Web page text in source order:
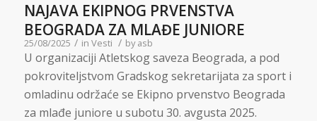
NAJAVA EKIPNOG PRVENSTVA
BEOGRADA ZA MLAĐE JUNIORE
25/08/2025 / in Vesti / byasb
U organizaciji Atletskog saveza Beograda, a pod
pokroviteljstvom Gradskog sekretarijata za sport i
omladinu održaće se Ekipno prvenstvo Beograda
za mlađe juniore u subotu 30. avgusta 2025.